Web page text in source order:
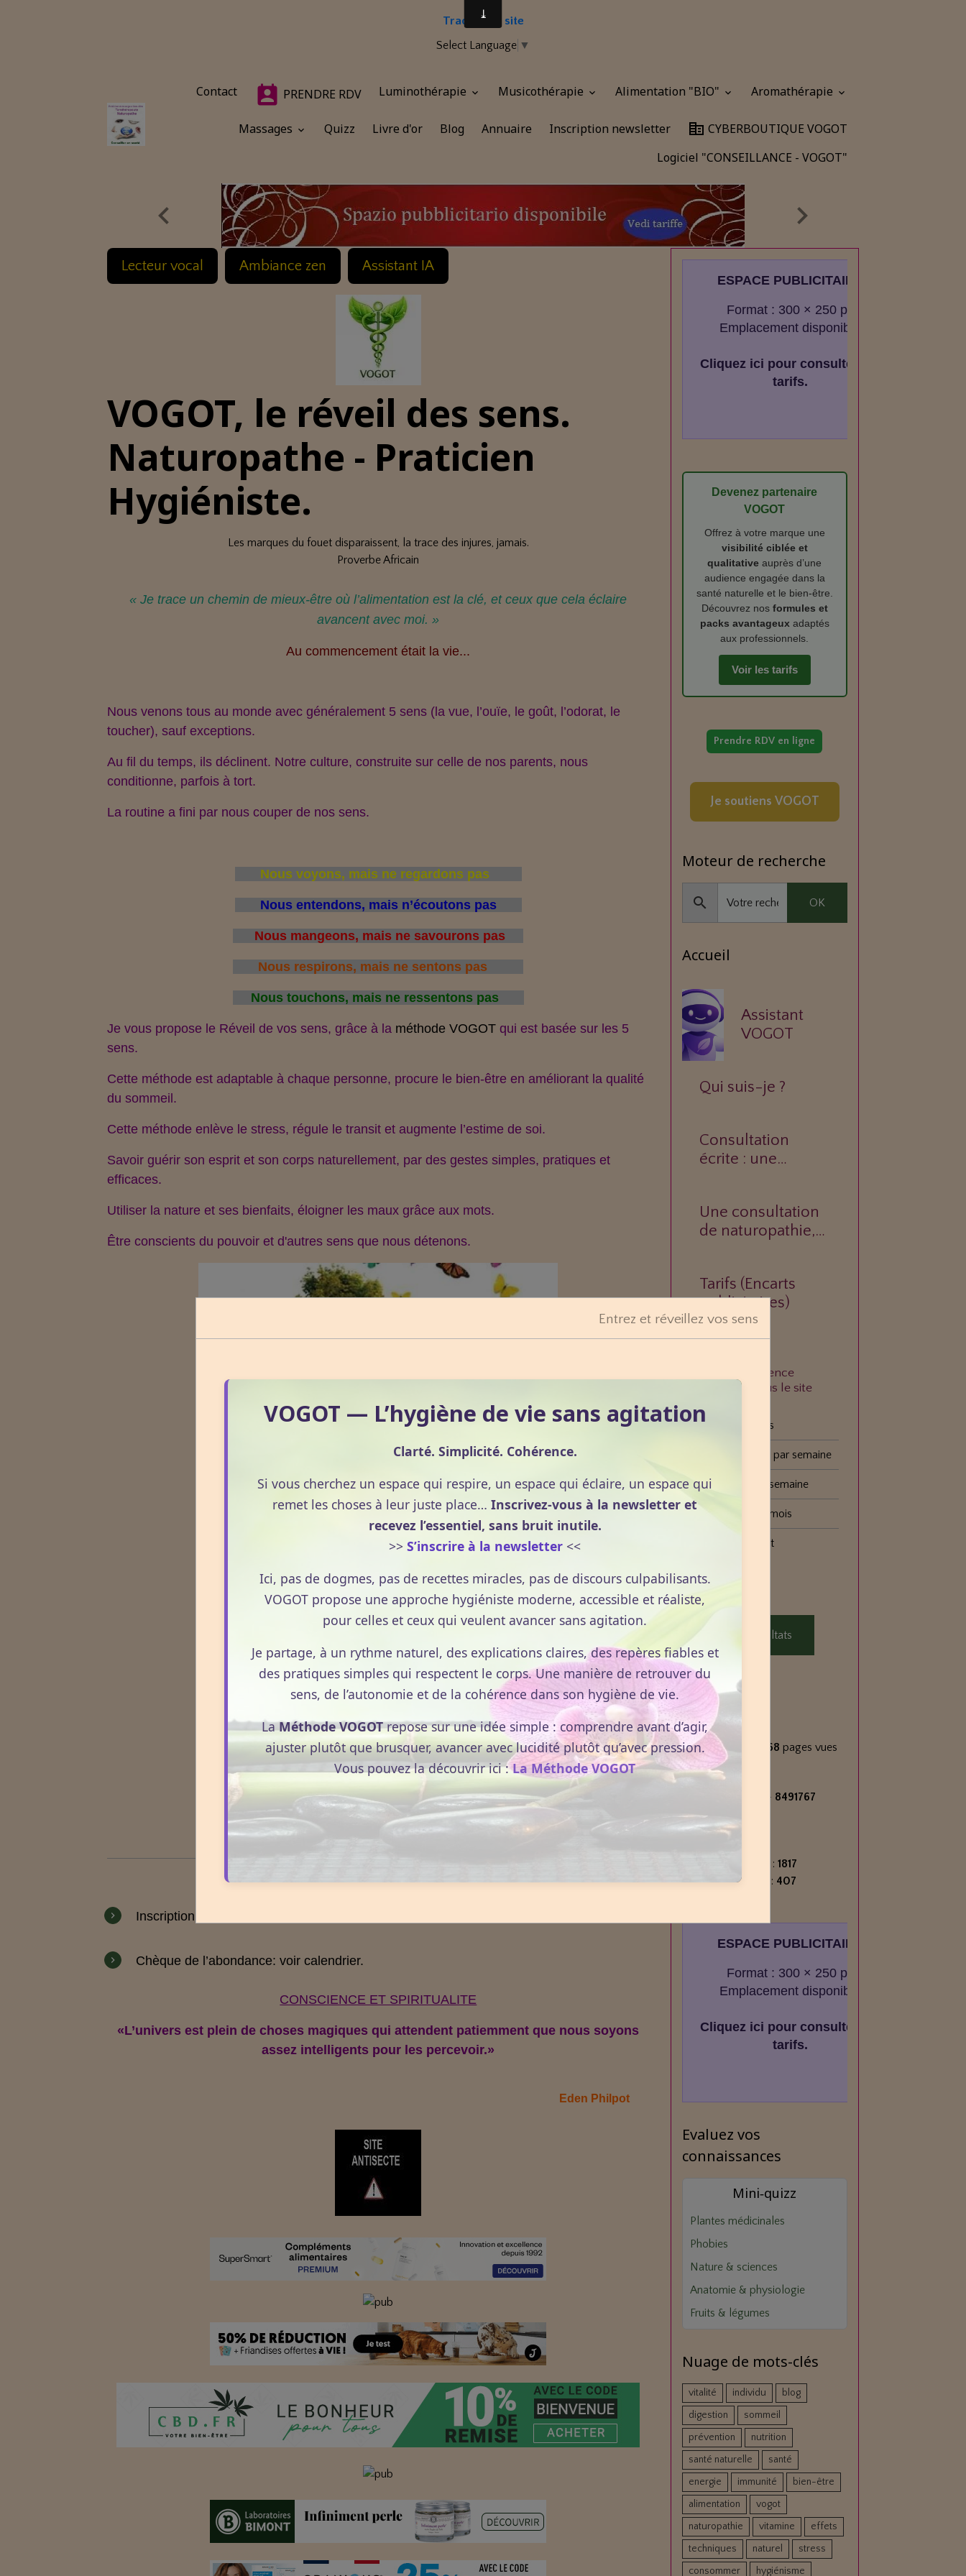
Traduire le site
Select Language ▼
Contact PRENDRE RDV Luminothérapie Musicothérapie Alimentation "BIO" Aromathérapie
Massages Quizz Livre d'or Blog Annuaire Inscription newsletter
CYBERBOUTIQUE VOGOT
Logiciel "CONSEILLANCE - VOGOT"
Lecteur vocal Ambiance zen Assistant IA
VOGOT, le réveil des sens.
Naturopathe - Praticien
Hygiéniste.
Les marques du fouet disparaissent, la trace des injures, jamais.
Proverbe Africain
« Je trace un chemin de mieux‑être où l’alimentation est la clé, et ceux que cela éclaire
avancent avec moi. »
Au commencement était la vie...
Nous venons tous au monde avec généralement 5 sens (la vue, l’ouïe, le goût, l’odorat, le
toucher), sauf exceptions.
Au fil du temps, ils déclinent. Notre culture, construite sur celle de nos parents, nous
conditionne, parfois à tort.
La routine a fini par nous couper de nos sens.
Nous voyons, mais ne regardons pas
Nous entendons, mais n’écoutons pas
Nous mangeons, mais ne savourons pas
Nous respirons, mais ne sentons pas
Nous touchons, mais ne ressentons pas
Je vous propose le Réveil de vos sens, grâce à la méthode VOGOT qui est basée sur les 5
sens.
Cette méthode est adaptable à chaque personne, procure le bien-être en améliorant la qualité
du sommeil.
Cette méthode enlève le stress, régule le transit et augmente l’estime de soi.
Savoir guérir son esprit et son corps naturellement, par des gestes simples, pratiques et
efficaces.
Utiliser la nature et ses bienfaits, éloigner les maux grâce aux mots.
Être conscients du pouvoir et d'autres sens que nous détenons.
INFORMATIONS
Inscription
Chèque de l’abondance: voircalendrier.
CONSCIENCE ET SPIRITUALITE
«L’univers est plein de choses magiques qui attendent patiemment que nous soyons
assez intelligents pour les percevoir.»
Eden Philpot
ESPACE PUBLICITAIRE
Format : 300 × 250 px
Emplacement disponible
Cliquez ici pour consulter les
tarifs.
Devenez partenaire
VOGOT
Offrez à votre marque une
visibilité ciblée et
qualitative auprès d’une
audience engagée dans la
santé naturelle et le bien‑être.
Découvrez nos formules et
packs avantageuxadaptés
aux professionnels.
Voir les tarifs
Prendre RDV en ligne
Je soutiens VOGOT
Moteur de recherche
OK
Accueil
Assistant
VOGOT
Qui suis-je ?
Consultation
écrite : une
votre question.
Une consultation
de naturopathie,
Tarifs (Encarts
publicitaires)
À quelle fréquence
consultez-vous le site
Tous les jours
Plusieurs fois par semaine
Une fois par semaine
Une fois par mois
Plus rarement
Voir les résultats
Statistiques
Aujourd'hui
800 visiteurs - 1268 pages vues
Total
visiteurs - 8491767
pages vues
Nombre de pages :1817
Nombre d'articles : 407
ESPACE PUBLICITAIRE
Format : 300 × 250 px
Emplacement disponible
Cliquez ici pour consulter les
tarifs.
Evaluez vos
connaissances
Mini‑quizz
Plantes médicinales
Phobies
Nature & sciences
Anatomie & physiologie
Fruits & légumes
Nuage de mots-clés
vitalité individu
blog
digestion
sommeil
prévention
nutrition
santé naturelle
santé
energie
immunité
bien-être
alimentation
vogot
naturopathie
vitamine
effets
techniques
naturel
stress
consommer
hygiénisme
Entrez et réveillez vos sens
VOGOT — L’hygiène de vie sans agitation
Clarté. Simplicité. Cohérence.
Si vous cherchez un espace qui respire, un espace qui éclaire, un espace qui
remet les choses à leur juste place… Inscrivez-vous à la newsletter et
recevez l’essentiel, sans bruit inutile.
>> S’inscrire à la newsletter <<
Ici, pas de dogmes, pas de recettes miracles, pas de discours culpabilisants.
VOGOT propose une approche hygiéniste moderne, accessible et réaliste,
pour celles et ceux qui veulent avancer sans agitation.
Je partage, à un rythme naturel, des explications claires, des repères fiables et
des pratiques simples qui respectent le corps. Une manière de retrouver du
sens, de l’autonomie et de la cohérence dans son hygiène de vie.
LaMéthode VOGOTrepose sur une idée simple : comprendre avant d’agir,
ajuster plutôt que brusquer, avancer avec lucidité plutôt qu’avec pression.
Vous pouvez la découvrir ici :La Méthode VOGOT